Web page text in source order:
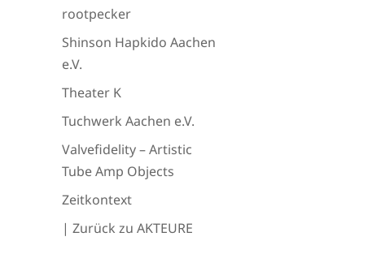
rootpecker
Shinson Hapkido Aachen
e.V.
Theater K
Tuchwerk Aachen e.V.
Valvefidelity – Artistic
Tube Amp Objects
Zeitkontext
| Zurück zu AKTEURE